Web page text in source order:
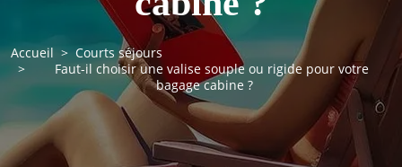
Accueil
Courts séjours
Faut-il choisir une valise souple ou rigide pour votre
bagage cabine ?